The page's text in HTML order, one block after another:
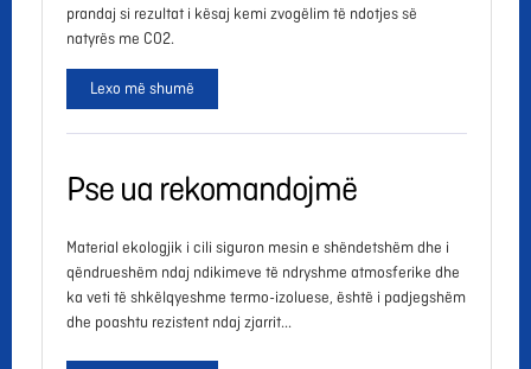
prandaj si rezultat i kësaj kemi zvogëlim të ndotjes së
natyrës me CO2.
Lexo më shumë
Pse ua rekomandojmë
Material ekologjik i cili siguron mesin e shëndetshëm dhe i
qëndrueshëm ndaj ndikimeve të ndryshme atmosferike dhe
ka veti të shkëlqyeshme termo-izoluese, është i padjegshëm
dhe poashtu rezistent ndaj zjarrit...